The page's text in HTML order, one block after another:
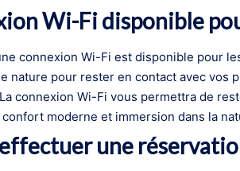
Wi-Fi disponible
connexion Wi-Fi est disponible pour
nature pour rester en contact avec vos
connexion Wi-Fi vous permettra de
moderne et immersion dans la
une